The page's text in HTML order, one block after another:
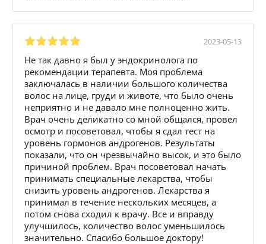
2023-05-13
Не так давно я был у эндокринолога по
рекомендации терапевта. Моя проблема
заключалась в наличии большого количества
волос на лице, груди и животе, что было очень
неприятно и не давало мне полноценно жить.
Врач очень деликатно со мной общался, провел
осмотр и посоветовал, чтобы я сдал тест на
уровень гормонов андрогенов. Результаты
показали, что он чрезвычайно высок, и это было
причиной проблем. Врач посоветовал начать
принимать специальные лекарства, чтобы
снизить уровень андрогенов. Лекарства я
принимал в течение нескольких месяцев, а
потом снова сходил к врачу. Все и вправду
улучшилось, количество волос уменьшилось
значительно. Спасибо большое доктору!